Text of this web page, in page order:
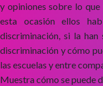
y opiniones sobre lo que
esta ocasión ellos
discriminación, si la
discriminación y cómo
las escuelas y entre
Muestra cómo se puede